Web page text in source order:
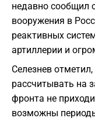
недавно сообщил
вооружения в
реактивных
артиллерии и
Селезнев
рассчитывать на
фронта не
возможны